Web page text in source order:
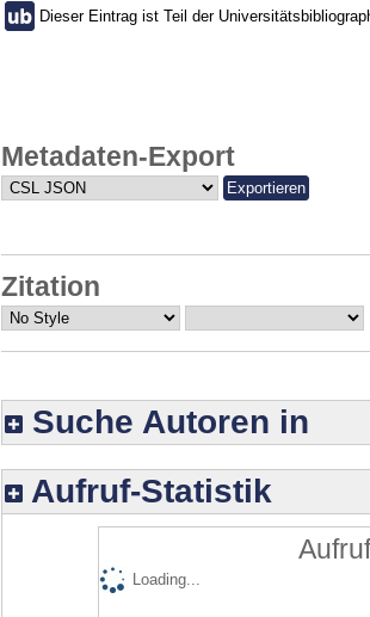
Dieser Eintrag ist Teil der
Metadaten-Export
Zitation
Suche Autoren in
Aufruf-Statistik
Loading...